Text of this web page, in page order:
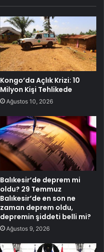
Kongo’da Açlık Krizi: 10
Milyon Kişi Tehlikede
Ağustos 10, 2026
Balıkesir’de deprem mi
oldu? 29 Temmuz
Balıkesir’de en son ne
zaman deprem oldu,
depremin şiddeti belli mi?
Ağustos 9, 2026